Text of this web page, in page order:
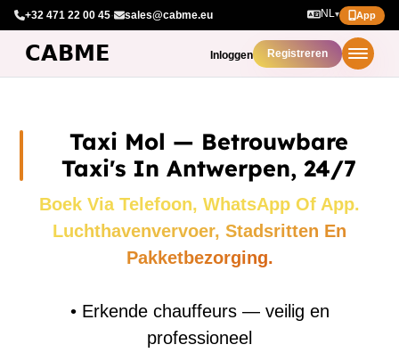
+32 471 22 00 45· sales@cabme.eu NL▾ App
Inloggen Registreren
Taxi Mol — Betrouwbare
Taxi's In Antwerpen, 24/7
Boek Via Telefoon, WhatsApp Of App.
Luchthavenvervoer, Stadsritten En
Pakketbezorging.
• Erkende chauffeurs — veilig en
professioneel